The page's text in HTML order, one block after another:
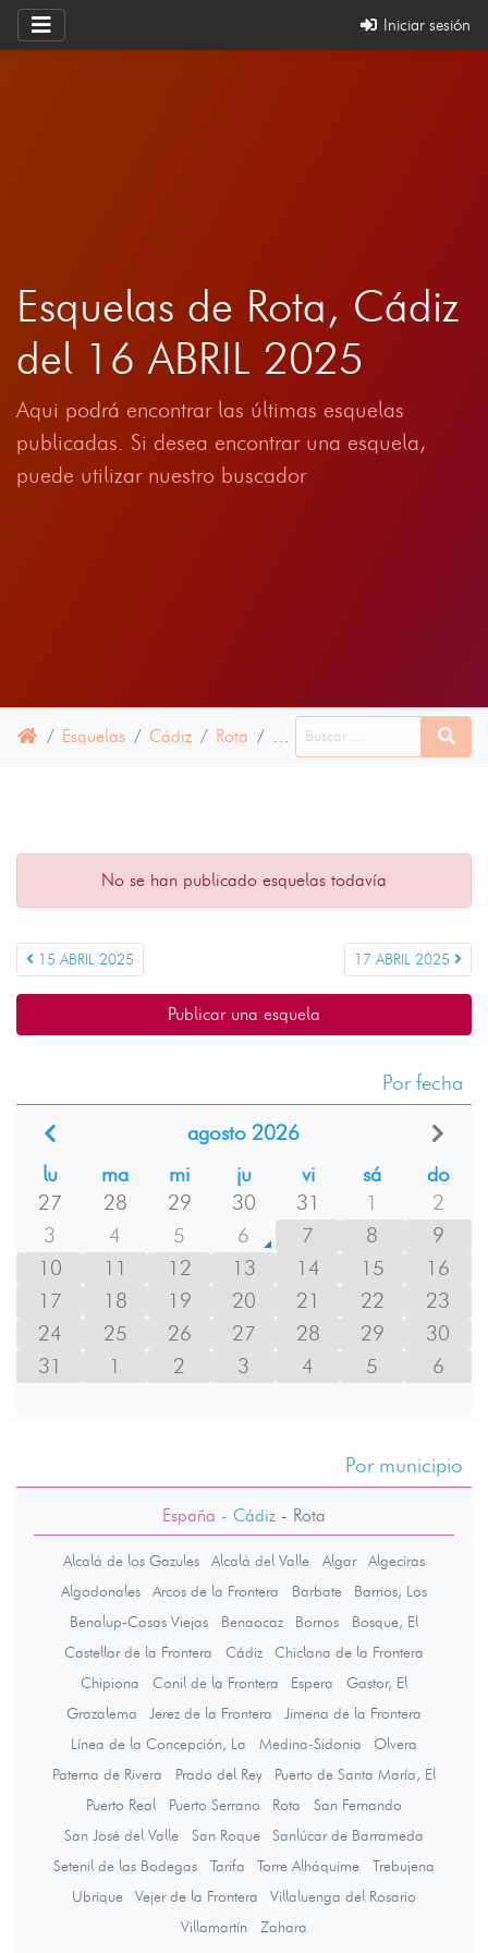
Iniciar sesión
Esquelas de Rota, Cádiz
del 16 ABRIL 2025
Aqui podrá encontrar las últimas esquelas
publicadas. Si desea encontrar una esquela,
puede utilizar nuestro buscador
Esquelas Cádiz Rota 16 ABRIL 2025
No se han publicado esquelas todavía
15 ABRIL 2025 17 ABRIL 2025
Publicar una esquela
Por fecha
agosto 2026
lu
ma mi ju vi sá
do
27
28 29 30 31 1
2
3
4 5 6 7 8
9
10
11 12 13 14 15
16
17
18 19 20 21 22
23
24
25 26 27 28 29
30
31
1 2 3 4 5 6
Por municipio
España - Cádiz - Rota
Alcalá de los Gazules Alcalá del Valle Algar
Algeciras
Algodonales
Arcos de la Frontera Barbate
Barrios, Los
Benalup-Casas Viejas
Benaocaz Bornos
Bosque, El
Castellar de la Frontera
Cádiz
Chiclana de la Frontera
Chipiona
Conil de la Frontera Espera
Gastor, El
Grazalema
Jerez de la Frontera
Jimena de la Frontera
Línea de la Concepción, La
Medina-Sidonia
Olvera
Paterna de Rivera
Prado del Rey
Puerto de Santa María, El
Puerto Real
Puerto Serrano Rota
San Fernando
San José del Valle
San Roque
Sanlúcar de Barrameda
Setenil de las Bodegas
Tarifa Torre Alháquime
Trebujena
Ubrique
Vejer de la Frontera
Villaluenga del Rosario
Villamartín
Zahara